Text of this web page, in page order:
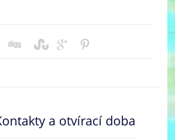
a otvírací doba